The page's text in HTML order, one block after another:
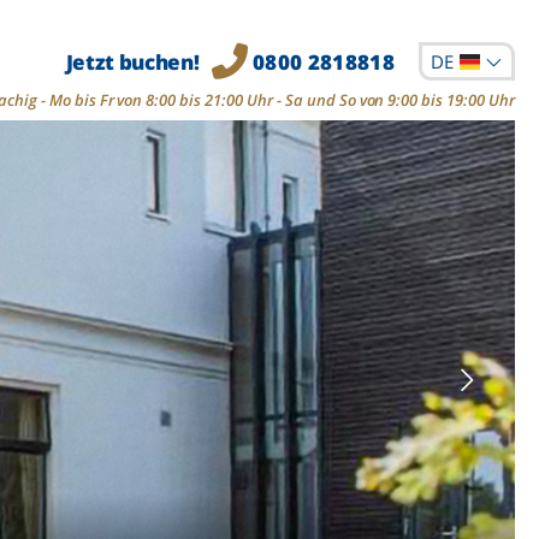
Jetzt buchen! 0800 2818818 DE
- Mo bis Fr von 8:00 bis 21:00 Uhr - Sa und So von 9:00 bis 19:00 Uhr